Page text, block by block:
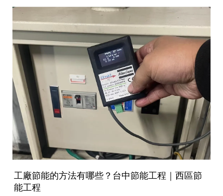
但會讓你每個月的電費越來越重。
工廠節能的方法有哪些？台中節能工程｜西區節
能工程